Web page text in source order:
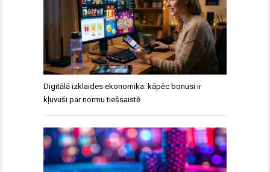
Digitālā izklaides ekonomika: kāpēc bonusi ir
kļuvuši par normu tiešsaistē